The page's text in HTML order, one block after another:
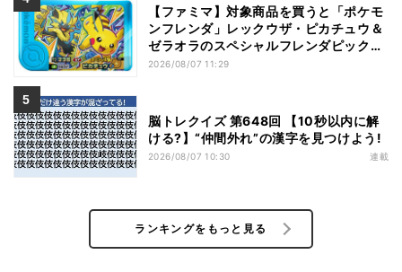
【ファミマ】対象商品を買うと「ポケモ
ンフレンダ」レックウザ・ピカチュウ＆
ゼラオラのスペシャルフレンダピックが
もらえるキャンペーン
2026/08/07 11:29
脳トレクイズ 第648回 【10秒以内に解
ける?】“仲間外れ”の漢字を見つけよう!
2026/08/07 10:30 連載
ランキングをもっと見る